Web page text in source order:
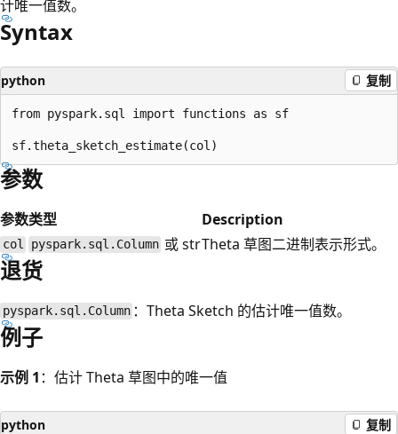
计唯一值数。
Syntax
python 复制
from pyspark.sql import functions as sf
参数
参数类型 Description
col pyspark.sql.Column 或 strTheta 草图二进制表示形式。
退货
pyspark.sql.Column ：Theta Sketch 的估计唯一值数。
例子
示例 1 ：估计 Theta 草图中的唯一值
python 复制